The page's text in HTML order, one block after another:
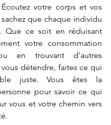
votre corps et vos
que chaque individu
Que ce soit en réduisant
votre consommation
en trouvant d'autres
détendre, faites ce qui
juste. Vous êtes la
pour savoir ce qui
vous et votre chemin vers